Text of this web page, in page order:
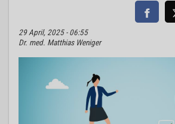
29 April, 2025 - 06:55
Dr. med. Matthias Weniger